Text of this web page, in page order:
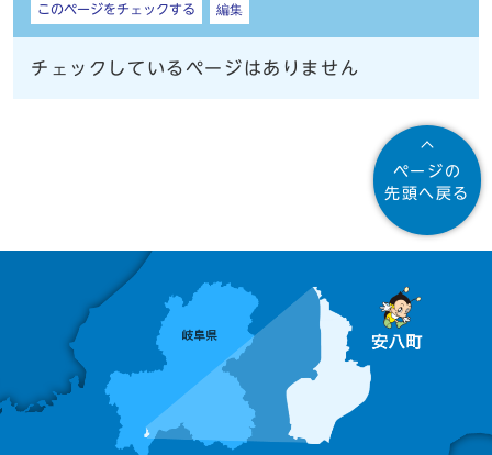
このページをチェックする 編集
チェックしているページはありません
ページの
先頭へ戻る